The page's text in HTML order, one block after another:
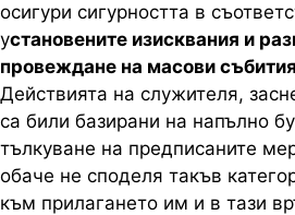
осигури сигурността в
установените изисквания и
провеждане на масови
Действията на служителя,
са били базирани на напълно
тълкуване на предписаните
обаче не споделя такъв
към прилагането им и в тази